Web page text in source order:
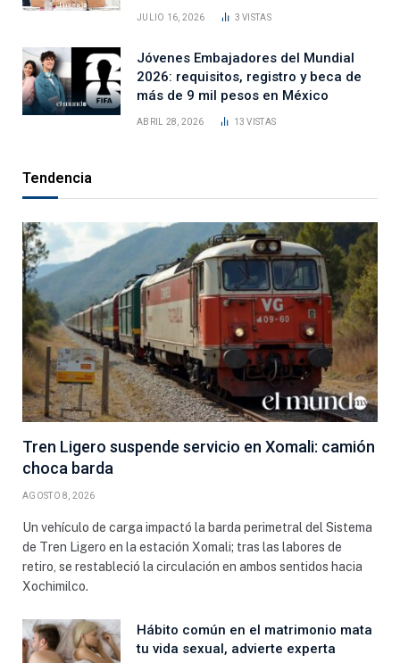
JULIO 16, 2026 3VISTAS
Jóvenes Embajadores del Mundial
2026: requisitos, registro y beca de
más de 9 mil pesos en México
ABRIL 28, 2026 13VISTAS
Tendencia
Tren Ligero suspende servicio en Xomali: camión
choca barda
AGOSTO 8, 2026
Un vehículo de carga impactó la barda perimetral del Sistema
de Tren Ligero en la estación Xomali; tras las labores de
retiro, se restableció la circulación en ambos sentidos hacia
Xochimilco.
Hábito común en el matrimonio mata
tu vida sexual, advierte experta